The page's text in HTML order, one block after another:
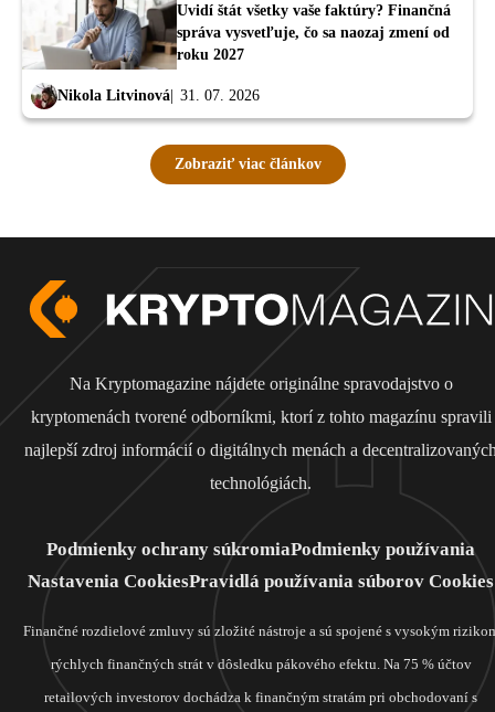
Uvidí štát všetky vaše faktúry? Finančná
správa vysvetľuje, čo sa naozaj zmení od
roku 2027
Nikola Litvinová 31. 07. 2026
Zobraziť viac článkov
Na Kryptomagazine nájdete originálne spravodajstvo o
kryptomenách tvorené odborníkmi, ktorí z tohto magazínu spravili
najlepší zdroj informácií o digitálnych menách a
technológiách.
Podmienky ochrany súkromiaPodmienky používania
Nastavenia CookiesPravidlá používania súborov Cookies
Finančné rozdielové zmluvy sú zložité nástroje a sú spojené s vysokým
rýchlych finančných strát v dôsledku pákového efektu. Na 75 % účtov
retailových investorov dochádza k finančným stratám pri obchodovaní s